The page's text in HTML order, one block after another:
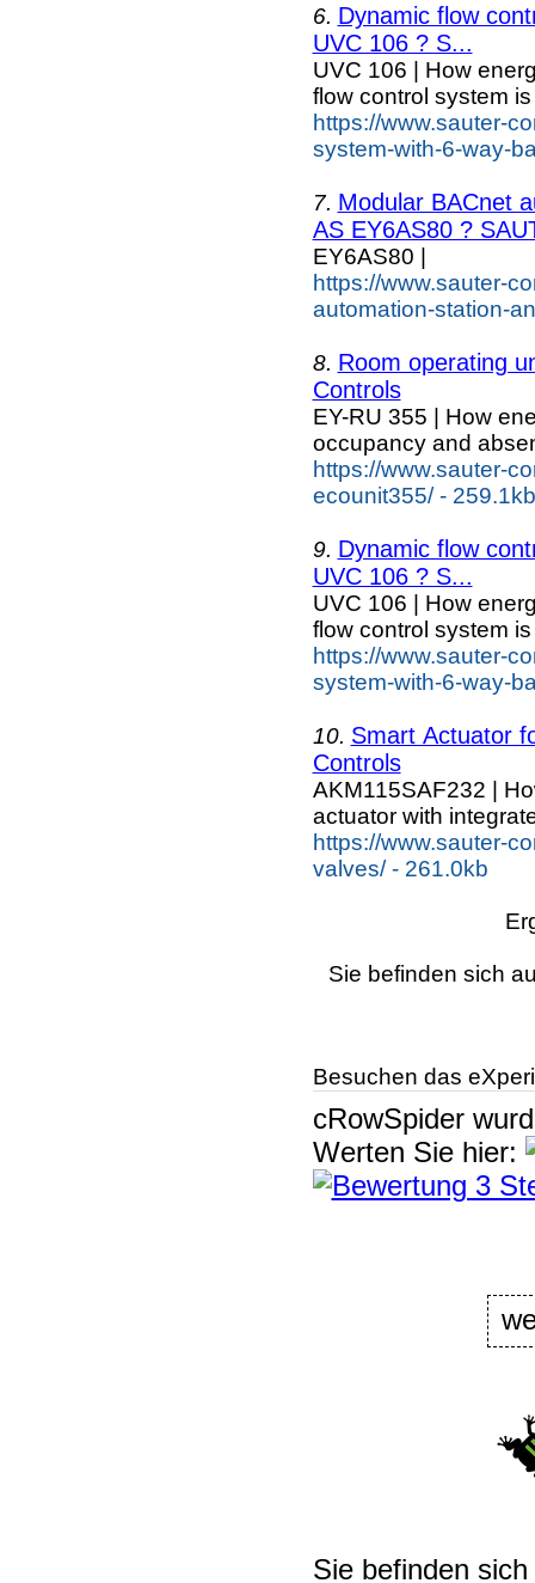
6. Dynamic flow
UVC 106 ? S...
UVC 106 | How
flow control system
https://www.sauter-
system-with-6-way-
7. Modular BACnet
AS EY6AS80 ?
EY6AS80 |
https://www.sauter-
automation-station-
8. Room operating
Controls
EY-RU 355 | How
occupancy and
https://www.sauter-
ecounit355/ - 259.1kb
9. Dynamic flow
UVC 106 ? S...
UVC 106 | How
flow control system
https://www.sauter-
system-with-6-way-
10. Smart Actuator
Controls
AKM115SAF232 |
actuator with
https://www.sauter-
valves/ - 261.0kb
Sie befinden sich
Besuchen das
cRowSpider
Werten Sie hier:
Sie befinden